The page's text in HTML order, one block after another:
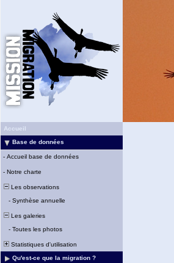
Accueil
Base de données
- Accueil base de données
- Notre charte
Les observations
- Synthèse annuelle
Les galeries
- Toutes les photos
Statistiques d'utilisation
Qu'est-ce que la migration ?